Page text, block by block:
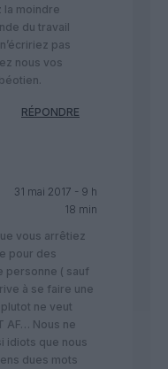
la moindre
du travail
pas
nous vos
RÉPONDRE
31 mai 2017 - 9 h
18 min
vous arrêtiez
pour des
personne ( sauf
à se faire une
ne veut
AF… Nous ne
idiots que nous
dues mots